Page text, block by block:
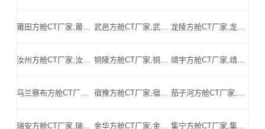
莆田方舱CT厂家,莆田方舱式CT,莆田CT方舱,莆田方舱CT,莆田医用CT方舱,莆田移动方舱CT-莆田医用CT方舱公司 武邑方舱CT厂家,武邑方舱式CT,武邑CT方舱,武邑方舱CT,武邑医用CT方舱,武邑移动方舱CT-武邑医用CT方舱公司 龙陵方舱CT厂家,龙陵方舱式CT,龙陵CT方舱,龙陵方舱CT,龙陵医用CT方舱,龙陵移动方舱CT-龙陵医用CT方舱公司
汝州方舱CT厂家,汝州方舱式CT,汝州CT方舱,汝州方舱CT,汝州医用CT方舱,汝州移动方舱CT-汝州医用CT方舱公司 铜陵方舱CT厂家,铜陵方舱式CT,铜陵CT方舱,铜陵方舱CT,铜陵医用CT方舱,铜陵移动方舱CT-铜陵医用CT方舱公司 靖宇方舱CT厂家,靖宇方舱式CT,靖宇CT方舱,靖宇方舱CT,靖宇医用CT方舱,靖宇移动方舱CT-靖宇医用CT方舱公司
乌兰察布方舱CT厂家,乌兰察布方舱式CT,乌兰察布CT方舱,乌兰察布方舱CT,乌兰察布医用CT方舱,乌兰察布移动方舱CT-乌兰察布医用CT方舱公司 宿豫方舱CT厂家,宿豫方舱式CT,宿豫CT方舱,宿豫方舱CT,宿豫医用CT方舱,宿豫移动方舱CT-宿豫医用CT方舱公司 茄子河方舱CT厂家,茄子河方舱式CT,茄子河CT方舱,茄子河方舱CT,茄子河医用CT方舱,茄子河移动方舱CT-茄子河医用CT方舱公司
瑞安方舱CT厂家,瑞安方舱式CT,瑞安CT方舱,瑞安方舱CT,瑞安医用CT方舱,瑞安移动方舱CT-瑞安医用CT方舱公司 金华方舱CT厂家,金华方舱式CT,金华CT方舱,金华方舱CT,金华医用CT方舱,金华移动方舱CT-金华医用CT方舱公司 集宁方舱CT厂家,集宁方舱式CT,集宁CT方舱,集宁方舱CT,集宁医用CT方舱,集宁移动方舱CT-集宁医用CT方舱公司